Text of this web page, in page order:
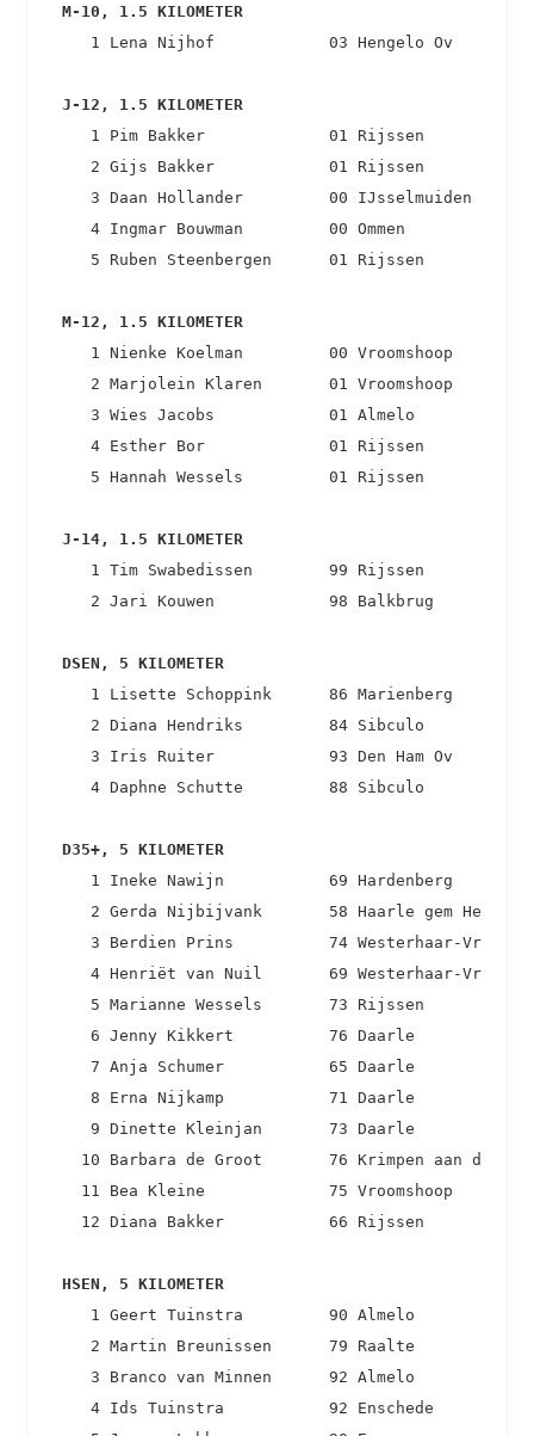
M-10, 1.5 KILOMETER
1 Lena Nijhof            03 Hengelo Ov
J-12, 1.5 KILOMETER
1 Pim Bakker             01 Rijssen
2 Gijs Bakker            01 Rijssen
3 Daan Hollander         00 IJsselmuiden
4 Ingmar Bouwman         00 Ommen
5 Ruben Steenbergen      01 Rijssen
M-12, 1.5 KILOMETER
1 Nienke Koelman         00 Vroomshoop
2 Marjolein Klaren       01 Vroomshoop
3 Wies Jacobs            01 Almelo
4 Esther Bor             01 Rijssen
5 Hannah Wessels         01 Rijssen
J-14, 1.5 KILOMETER
1 Tim Swabedissen        99 Rijssen
2 Jari Kouwen            98 Balkbrug
DSEN, 5 KILOMETER
1 Lisette Schoppink      86 Marienberg
2 Diana Hendriks         84 Sibculo
3 Iris Ruiter            93 Den Ham Ov
4 Daphne Schutte         88 Sibculo
D35+, 5 KILOMETER
1 Ineke Nawijn           69 Hardenberg
2 Gerda Nijbijvank       58 Haarle gem
3 Berdien Prins          74 Westerhaar-
4 Henriët van Nuil       69 Westerhaar-
5 Marianne Wessels       73 Rijssen
6 Jenny Kikkert          76 Daarle
7 Anja Schumer           65 Daarle
8 Erna Nijkamp           71 Daarle
9 Dinette Kleinjan       73 Daarle
10 Barbara de Groot       76 Krimpen aan den
11 Bea Kleine             75 Vroomshoop
12 Diana Bakker           66 Rijssen
HSEN, 5 KILOMETER
1 Geert Tuinstra         90 Almelo
2 Martin Breunissen      79 Raalte
3 Branco van Minnen      92 Almelo
4 Ids Tuinstra           92 Enschede